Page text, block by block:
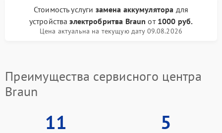
Стоимость услуги замена аккумулятора для
устройстваэлектробритва Braun от 1000 руб.
Цена актуальна на текущую дату 09.08.2026
Преимущества сервисного центра
Braun
11 5